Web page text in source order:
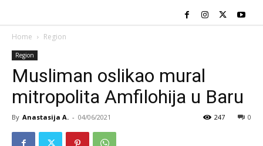
Home Region
Region
Musliman oslikao mural
mitropolita Amfilohija u Baru
By Anastasija A. - 04/06/2021 0
247